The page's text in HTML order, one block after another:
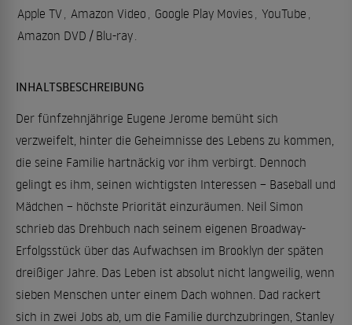
Apple TV, Amazon Video , Google Play Movies, YouTube ,
Amazon DVD / Blu-ray.
INHALTSBESCHREIBUNG
Der fünfzehnjährige Eugene Jerome bemüht sich
verzweifelt, hinter die Geheimnisse des Lebens zu kommen,
die seine Familie hartnäckig vor ihm verbirgt. Dennoch
gelingt es ihm, seinen wichtigsten Interessen – Baseball und
Mädchen – höchste Priorität einzuräumen. Neil Simon
schrieb das Drehbuch nach seinem eigenen Broadway-
Erfolgsstück über das Aufwachsen im Brooklyn der späten
dreißiger Jahre. Das Leben ist absolut nicht langweilig, wenn
sieben Menschen unter einem Dach wohnen. Dad rackert
sich in zwei Jobs ab, um die Familie durchzubringen, Stanley